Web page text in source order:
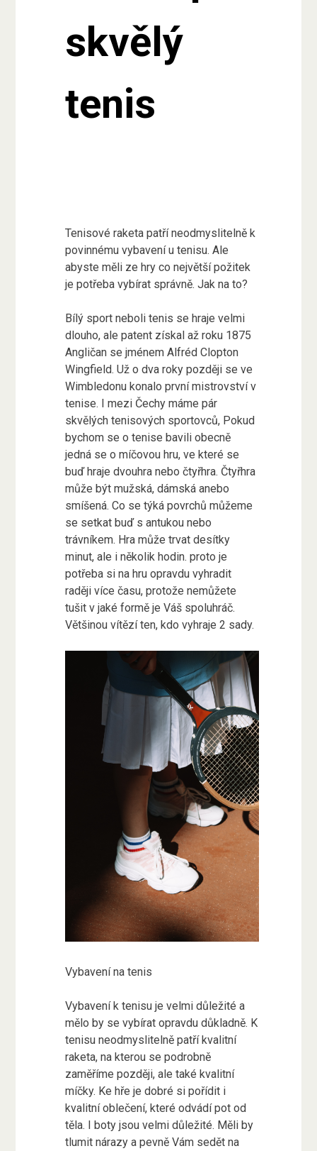
skvělý
tenis
Tenisové raketa patří neodmyslitelně k
povinnému vybavení u tenisu. Ale
abyste měli ze hry co největší požitek
je potřeba vybírat správně. Jak na to?
Bílý sport neboli tenis se hraje velmi
dlouho, ale patent získal až roku 1875
Angličan se jménem Alfréd Clopton
Wingfield. Už o dva roky později se ve
Wimbledonu konalo první mistrovství v
tenise. I mezi Čechy máme pár
skvělých tenisových sportovců, Pokud
bychom se o tenise bavili obecně
jedná se o míčovou hru, ve které se
buď hraje dvouhra nebo čtyřhra. Čtyřhra
může být mužská, dámská anebo
smíšená. Co se týká povrchů můžeme
se setkat buď s antukou nebo
trávníkem. Hra může trvat desítky
minut, ale i několik hodin. proto je
potřeba si na hru opravdu vyhradit
raději více času, protože nemůžete
tušit v jaké formě je Váš spoluhráč.
Většinou vítězí ten, kdo vyhraje 2 sady.
Vybavení na tenis
Vybavení k tenisu je velmi důležité a
mělo by se vybírat opravdu důkladně. K
tenisu neodmyslitelně patří kvalitní
raketa, na kterou se podrobně
zaměříme později, ale také kvalitní
míčky. Ke hře je dobré si pořídit i
kvalitní oblečení, které odvádí pot od
těla. I boty jsou velmi důležité. Měli by
tlumit nárazy a pevně Vám sedět na